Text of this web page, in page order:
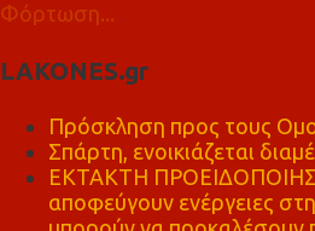
Φόρτωση...
LAKONES.gr
Πρόσκληση προς τους
Σπάρτη, ενοικιάζεται
ΕΚΤΑΚΤΗ
αποφεύγουν ενέργειες